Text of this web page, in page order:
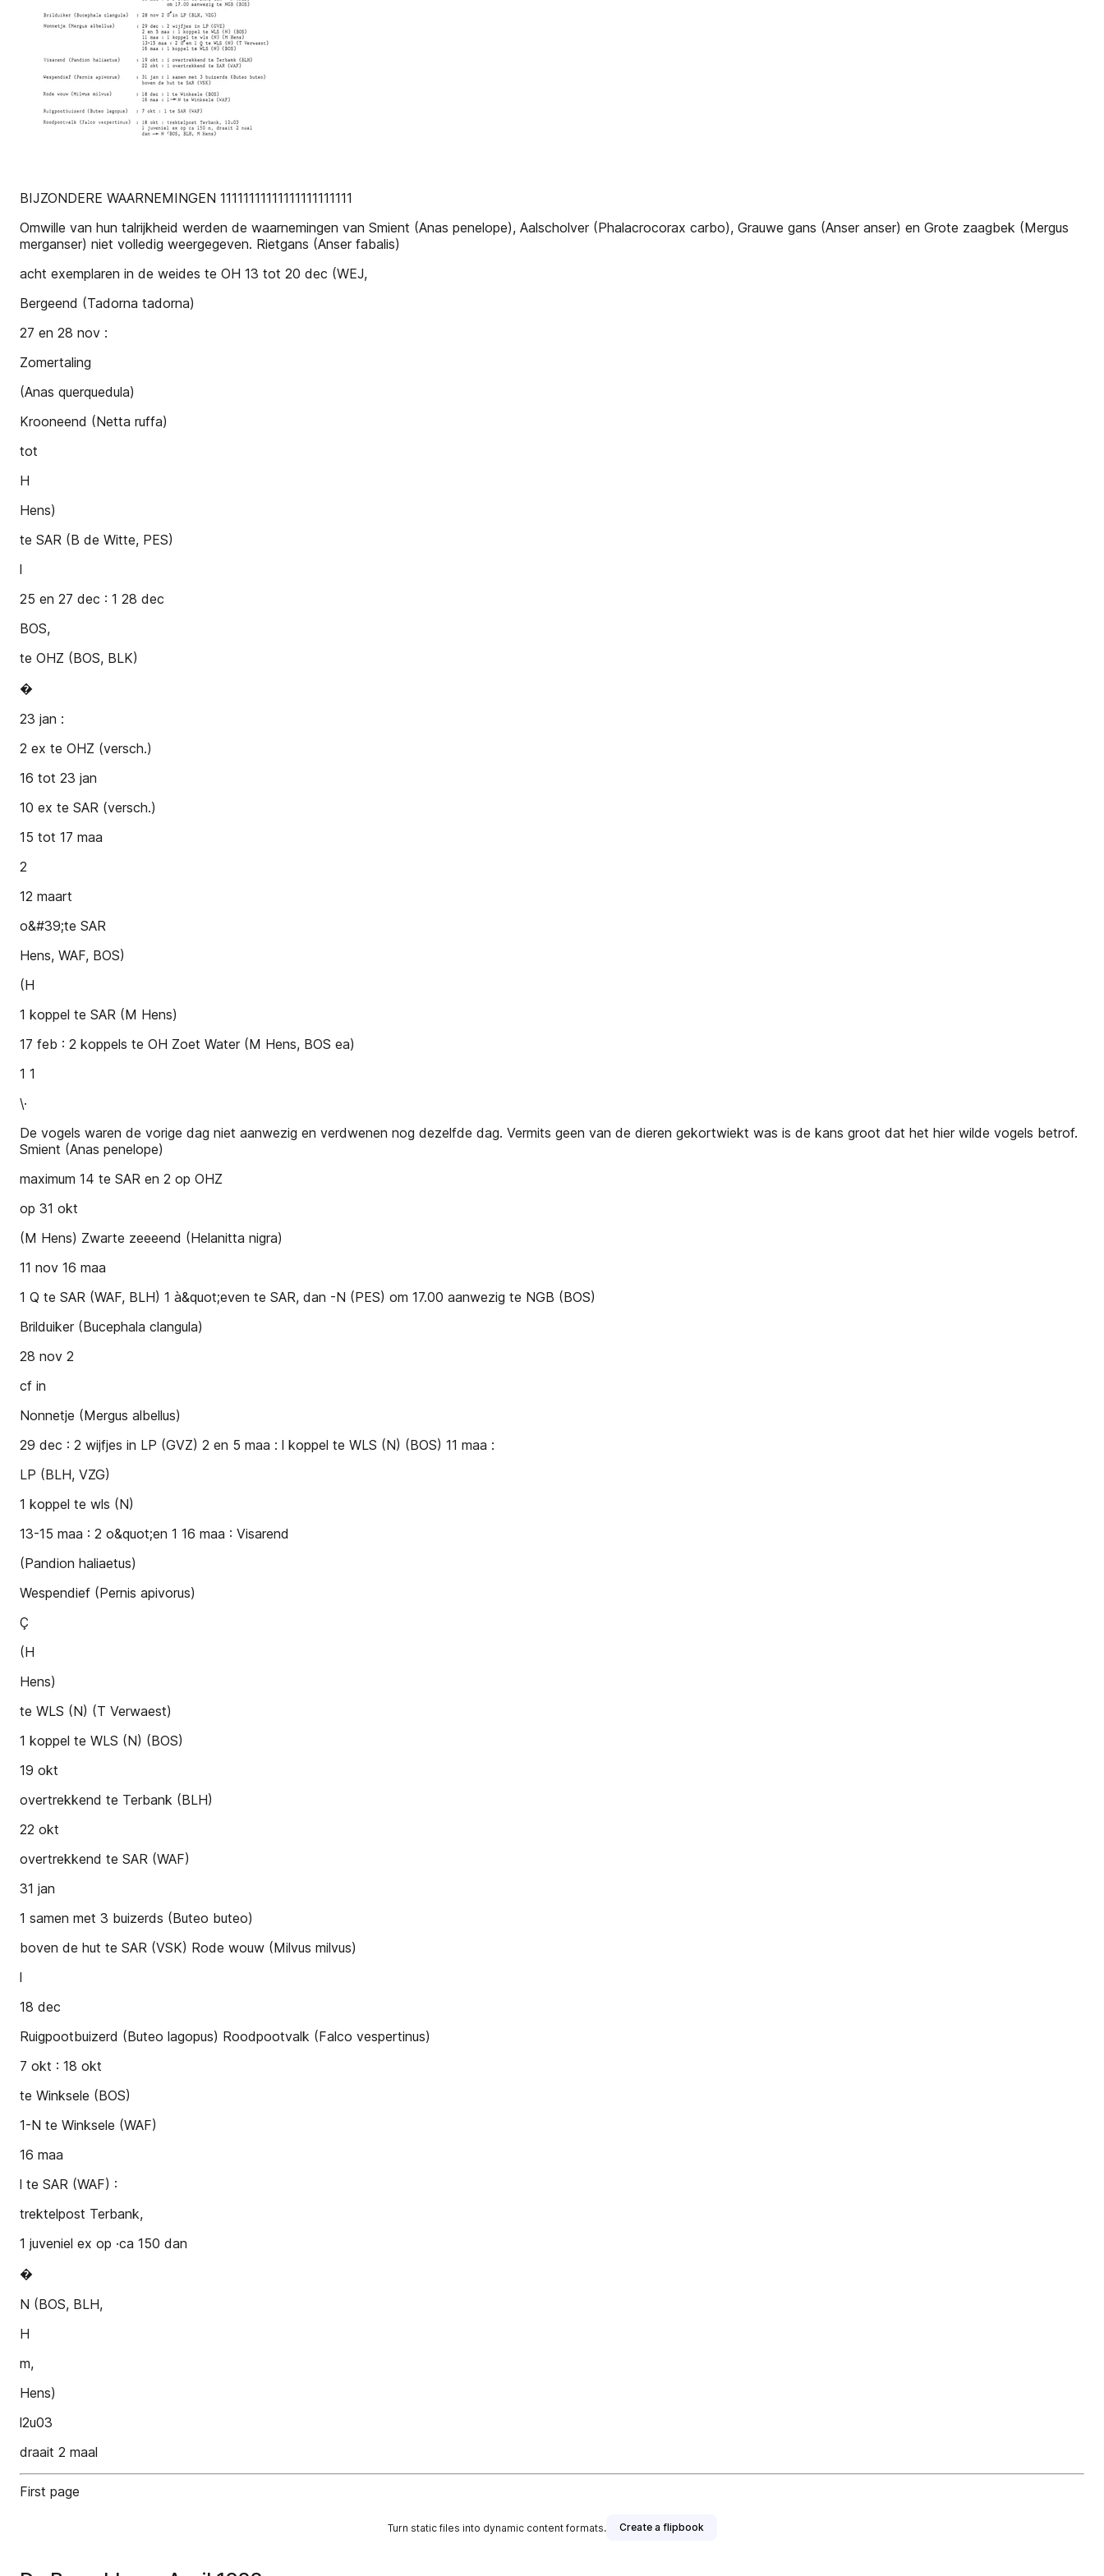
BIJZONDERE WAARNEMINGEN 11111111111111111111111
Omwille van hun talrijkheid werden de waarnemingen van Smient (Anas penelope), Aalscholver (Phalacrocorax carbo), Grauwe gans (Anser anser) en Grote zaagbek (Mergus
merganser) niet volledig weergegeven. Rietgans (Anser fabalis)
acht exemplaren in de weides te OH 13 tot 20 dec (WEJ,
Bergeend (Tadorna tadorna)
27 en 28 nov :
Zomertaling
(Anas querquedula)
Krooneend (Netta ruffa)
tot
H
Hens)
te SAR (B de Witte, PES)
l
25 en 27 dec : 1 28 dec
BOS,
te OHZ (BOS, BLK)
�
23 jan :
2 ex te OHZ (versch.)
16 tot 23 jan
10 ex te SAR (versch.)
15 tot 17 maa
2
12 maart
o&#39;te SAR
Hens, WAF, BOS)
(H
1 koppel te SAR (M Hens)
17 feb : 2 koppels te OH Zoet Water (M Hens, BOS ea)
1 1
\·
De vogels waren de vorige dag niet aanwezig en verdwenen nog dezelfde dag. Vermits geen van de dieren gekortwiekt was is de kans groot dat het hier wilde vogels betrof.
Smient (Anas penelope)
maximum 14 te SAR en 2 op OHZ
op 31 okt
(M Hens) Zwarte zeeeend (Helanitta nigra)
11 nov 16 maa
1 Q te SAR (WAF, BLH) 1 à&quot;even te SAR, dan -N (PES) om 17.00 aanwezig te NGB (BOS)
Brilduiker (Bucephala clangula)
28 nov 2
cf in
Nonnetje (Mergus albellus)
29 dec : 2 wijfjes in LP (GVZ) 2 en 5 maa : l koppel te WLS (N) (BOS) 11 maa :
LP (BLH, VZG)
1 koppel te wls (N)
13-15 maa : 2 o&quot;en 1 16 maa : Visarend
(Pandion haliaetus)
Wespendief (Pernis apivorus)
Ç
(H
Hens)
te WLS (N) (T Verwaest)
1 koppel te WLS (N) (BOS)
19 okt
overtrekkend te Terbank (BLH)
22 okt
overtrekkend te SAR (WAF)
31 jan
1 samen met 3 buizerds (Buteo buteo)
boven de hut te SAR (VSK) Rode wouw (Milvus milvus)
l
18 dec
Ruigpootbuizerd (Buteo lagopus) Roodpootvalk (Falco vespertinus)
7 okt : 18 okt
te Winksele (BOS)
1-N te Winksele (WAF)
16 maa
l te SAR (WAF) :
trektelpost Terbank,
1 juveniel ex op ·ca 150 dan
�
N (BOS, BLH,
H
m,
Hens)
l2u03
draait 2 maal
First page
Turn static files into dynamic content formats. Create a flipbook